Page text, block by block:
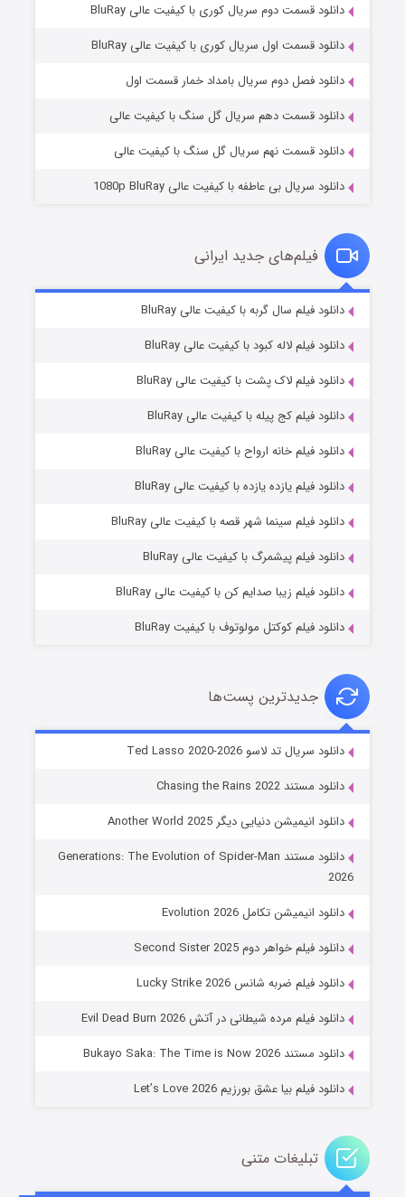
مردگان متحرک: شهر مرده ۳
قسمت۲ (زیرنویس) منتشر شد
قسمت۷ (زیرنویس) منتشر شد
خاندان اژدها فصل ۳
جادوگری در مغولستان
دانلود قسمت دوم سریال کوری با کیفیت عالی BluRay
دانلود قسمت اول سریال کوری با کیفیت عالی BluRay
دانلود فصل دوم سریال بامداد خمار قسمت اول
دانلود قسمت دهم سریال گل سنگ با کیفیت عالی
دانلود قسمت نهم سریال گل سنگ با کیفیت عالی
دانلود سریال بی عاطفه با کیفیت عالی 1080p BluRay
فیلم‌های جدید ایرانی
دانلود فیلم سال گربه با کیفیت عالی BluRay
دانلود فیلم لاله کبود با کیفیت عالی BluRay
دانلود فیلم لاک پشت با کیفیت عالی BluRay
دانلود فیلم کج‌ پیله با کیفیت عالی BluRay
دانلود فیلم خانه ارواح با کیفیت عالی BluRay
دانلود فیلم یازده یازده با کیفیت عالی BluRay
دانلود فیلم سینما شهر قصه با کیفیت عالی BluRay
دانلود فیلم پیشمرگ با کیفیت عالی BluRay
دانلود فیلم زیبا صدایم کن با کیفیت عالی BluRay
دانلود فیلم کوکتل مولوتوف با کیفیت BluRay
جدیدترین پست‌ها
دانلود سریال تد لاسو Ted Lasso 2020-2026
دانلود مستند Chasing the Rains 2022
دانلود انیمیشن دنیایی دیگر Another World 2025
دانلود مستند Generations: The Evolution of Spider-Man
2026
دانلود انیمیشن تکامل Evolution 2026
دانلود فیلم خواهر دوم Second Sister 2025
دانلود فیلم ضربه شانس Lucky Strike 2026
دانلود فیلم مرده شیطانی در آتش Evil Dead Burn 2026
دانلود مستند Bukayo Saka: The Time is Now 2026
دانلود فیلم بیا عشق بورزیم Let’s Love 2026
تبلیغات متنی